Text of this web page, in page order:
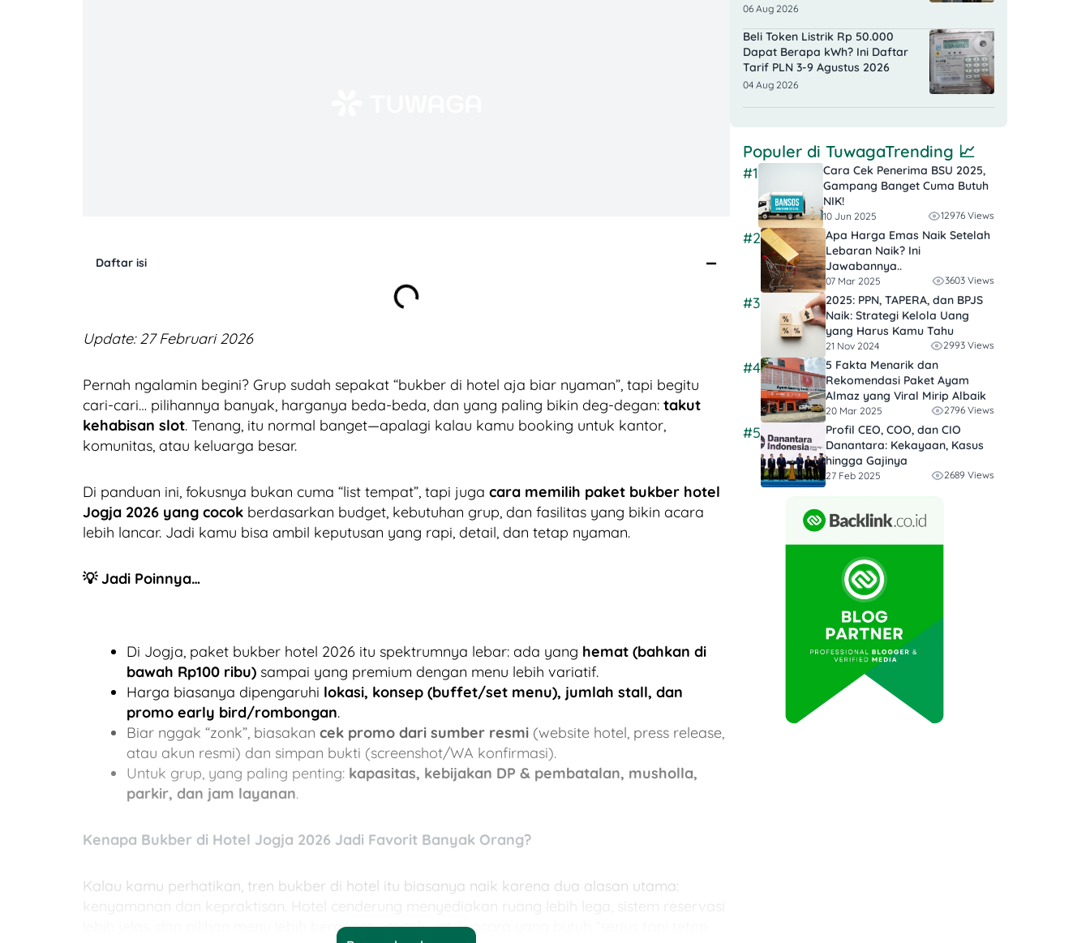
Daftar isi
Update: 27 Februari 2026
Pernah ngalamin begini? Grup sudah sepakat “bukber di hotel aja biar nyaman”, tapi begitu
cari-cari… pilihannya banyak, harganya beda-beda, dan yang paling bikin deg-degan: takut
kehabisan slot. Tenang, itu normal banget—apalagi kalau kamu booking untuk kantor,
komunitas, atau keluarga besar.
Di panduan ini, fokusnya bukan cuma “list tempat”, tapi juga cara memilih paket bukber hotel
Jogja 2026 yang cocok berdasarkan budget, kebutuhan grup, dan fasilitas yang bikin acara
lebih lancar. Jadi kamu bisa ambil keputusan yang rapi, detail, dan tetap nyaman.
💡 Jadi Poinnya…
Di Jogja, paket bukber hotel 2026 itu spektrumnya lebar: ada yang hemat (bahkan di
bawah Rp100 ribu) sampai yang premium dengan menu lebih variatif.
Harga biasanya dipengaruhi lokasi, konsep (buffet/set menu), jumlah stall, dan
promo early bird/rombongan.
Biar nggak “zonk”, biasakan cek promo dari sumber resmi (website hotel, press release,
atau akun resmi) dan simpan bukti (screenshot/WA konfirmasi).
Untuk grup, yang paling penting: kapasitas, kebijakan DP & pembatalan, musholla,
parkir, dan jam layanan.
Kenapa Bukber di Hotel Jogja 2026 Jadi Favorit Banyak Orang?
Kalau kamu perhatikan, tren bukber di hotel itu biasanya naik karena dua alasan utama:
kenyamanan dan kepraktisan. Hotel cenderung menyediakan ruang lebih lega, sistem reservasi
lebih jelas, dan pilihan menu lebih beragam—cocok untuk acara yang butuh “serius tapi tetap
06 Aug 2026
Beli Token Listrik Rp 50.000
Dapat Berapa kWh? Ini Daftar
Tarif PLN 3-9 Agustus 2026
04 Aug 2026
Populer di TuwagaTrending 📈
#1
Cara Cek Penerima BSU 2025,
Gampang Banget Cuma Butuh
NIK!
10 Jun 2025 12976 Views
#2
Apa Harga Emas Naik Setelah
Lebaran Naik? Ini
Jawabannya..
07 Mar 2025 3603 Views
#3
2025: PPN, TAPERA, dan BPJS
Naik: Strategi Kelola Uang
yang Harus Kamu Tahu
21 Nov 2024 2993 Views
#4
5 Fakta Menarik dan
Rekomendasi Paket Ayam
Almaz yang Viral Mirip Albaik
20 Mar 2025 2796 Views
#5
Profil CEO, COO, dan CIO
Danantara: Kekayaan, Kasus
hingga Gajinya
27 Feb 2025 2689 Views